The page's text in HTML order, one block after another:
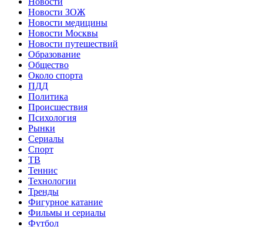
Новости ЗОЖ
Новости медицины
Новости Москвы
Новости путешествий
Образование
Общество
Около спорта
ПДД
Политика
Происшествия
Психология
Рынки
Сериалы
Спорт
ТВ
Теннис
Технологии
Тренды
Фигурное катание
Фильмы и сериалы
Футбол